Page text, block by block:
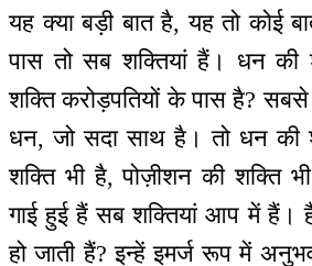
यह क्या बड़ी बात है, यह तो कोई
पास तो सब शक्तियां हैं। धन
शक्ति करोड़पतियों के पास है?
धन, जो सदा साथ है। तो धन की
शक्ति भी है, पोज़ीशन की शक्ति
गाई हुई हैं सब शक्तियां आप में हैं।
हो जाती हैं? इन्हें इमर्ज रूप में